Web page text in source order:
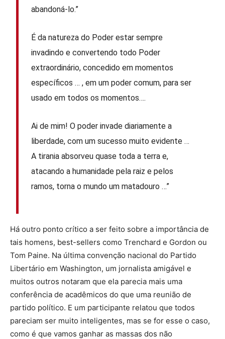
abandoná-lo.”
É da natureza do Poder estar sempre
invadindo e convertendo todo Poder
extraordinário, concedido em momentos
específicos … , em um poder comum, para ser
usado em todos os momentos….
Ai de mim! O poder invade diariamente a
liberdade, com um sucesso muito evidente …
A tirania absorveu quase toda a terra e,
atacando a humanidade pela raiz e pelos
ramos, torna o mundo um matadouro …”
Há outro ponto crítico a ser feito sobre a importância de
tais homens, best-sellers como Trenchard e Gordon ou
Tom Paine. Na última convenção nacional do Partido
Libertário em Washington, um jornalista amigável e
muitos outros notaram que ela parecia mais uma
conferência de acadêmicos do que uma reunião de
partido político. E um participante relatou que todos
pareciam ser muito inteligentes, mas se for esse o caso,
como é que vamos ganhar as massas dos não